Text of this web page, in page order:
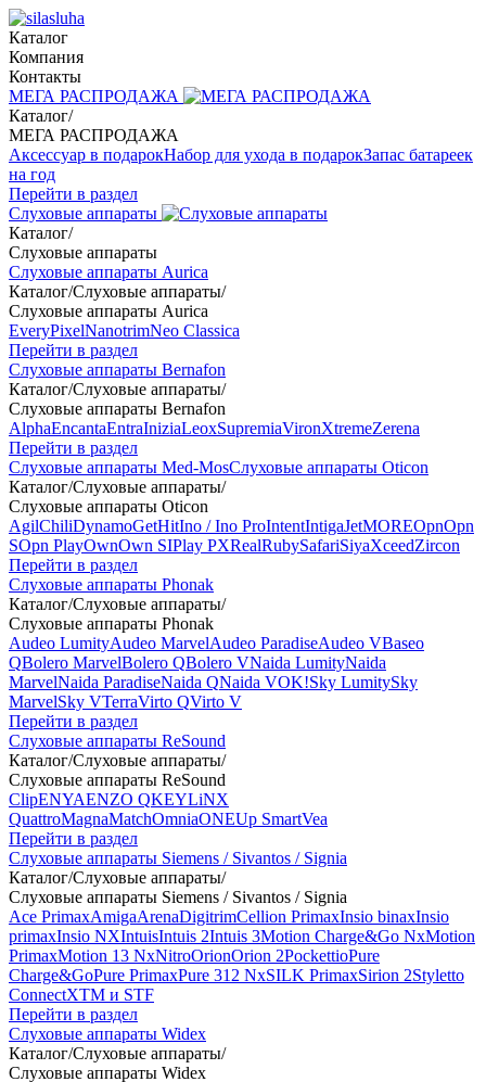
Каталог
Компания
Контакты
МЕГА РАСПРОДАЖА
Каталог/
МЕГА РАСПРОДАЖА
Аксессуар в подарокНабор для ухода в подарокЗапас батареек
на год
Перейти в раздел
Слуховые аппараты
Каталог/
Слуховые аппараты
Слуховые аппараты Aurica
Каталог/Слуховые аппараты/
Слуховые аппараты Aurica
EveryPixelNanotrimNeo Classica
Перейти в раздел
Слуховые аппараты Bernafon
Каталог/Слуховые аппараты/
Слуховые аппараты Bernafon
AlphaEncantaEntraIniziaLeoxSupremiaVironXtremeZerena
Перейти в раздел
Слуховые аппараты Med-MosСлуховые аппараты Oticon
Каталог/Слуховые аппараты/
Слуховые аппараты Oticon
AgilChiliDynamoGetHitIno / Ino ProIntentIntigaJetMOREOpnOpn
SOpn PlayOwnOwn SIPlay PXRealRubySafariSiyaXceedZircon
Перейти в раздел
Слуховые аппараты Phonak
Каталог/Слуховые аппараты/
Слуховые аппараты Phonak
Audeo LumityAudeo MarvelAudeo ParadiseAudeo VBaseo
QBolero MarvelBolero QBolero VNaida LumityNaida
MarvelNaida ParadiseNaida QNaida VOK!Sky LumitySky
MarvelSky VTerraVirto QVirto V
Перейти в раздел
Слуховые аппараты ReSound
Каталог/Слуховые аппараты/
Слуховые аппараты ReSound
ClipENYAENZO QKEYLiNX
QuattroMagnaMatchOmniaONEUp SmartVea
Перейти в раздел
Слуховые аппараты Siemens / Sivantos / Signia
Каталог/Слуховые аппараты/
Слуховые аппараты Siemens / Sivantos / Signia
Ace PrimaxAmigaArenaDigitrimCellion PrimaxInsio binaxInsio
primaxInsio NXIntuisIntuis 2Intuis 3Motion Charge&Go NxMotion
PrimaxMotion 13 NxNitroOrionOrion 2PockettioPure
Charge&GoPure PrimaxPure 312 NxSILK PrimaxSirion 2Styletto
ConnectXTM и STF
Перейти в раздел
Слуховые аппараты Widex
Каталог/Слуховые аппараты/
Слуховые аппараты Widex